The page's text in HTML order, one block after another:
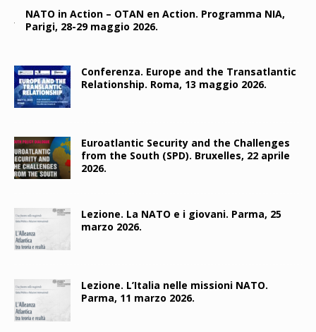
NATO in Action – OTAN en Action. Programma NIA,
Parigi, 28-29 maggio 2026.
Conferenza. Europe and the Transatlantic
Relationship. Roma, 13 maggio 2026.
Euroatlantic Security and the Challenges
from the South (SPD). Bruxelles, 22 aprile
2026.
Lezione. La NATO e i giovani. Parma, 25
marzo 2026.
Lezione. L’Italia nelle missioni NATO.
Parma, 11 marzo 2026.